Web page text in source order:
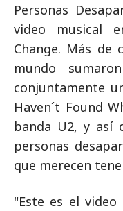
Personas
video musical
Change. Más de
mundo
conjuntamente
Haven´t Found
banda U2, y así
personas
que merecen
"Este es el